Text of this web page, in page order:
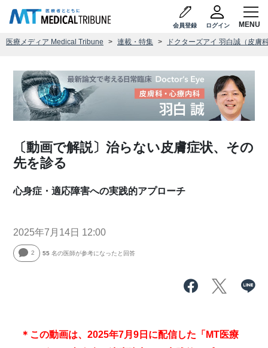
会員登録 ログイン
医療メディア Medical Tribune 連載・特集 ドクターズアイ 羽白誠（皮膚
〔動画で解説〕治らない皮膚症状、その
先を診る
心身症・適応障害への実践的アプローチ
2025年7月14日 12:00
2 55 名の医師が参考になったと回答
＊この動画は、2025年7月9日に配信した「MT医療